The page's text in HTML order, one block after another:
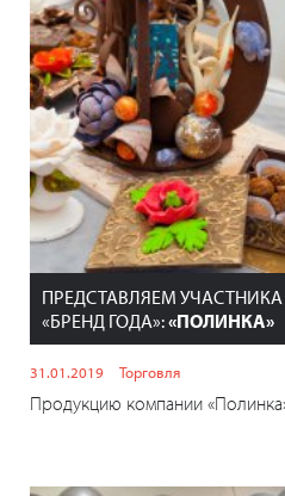
ПРЕДСТАВЛЯЕМ
«БРЕНД ГОДА»:«ПОЛИНКА»
31.01.2019 Торговля
Продукцию компании